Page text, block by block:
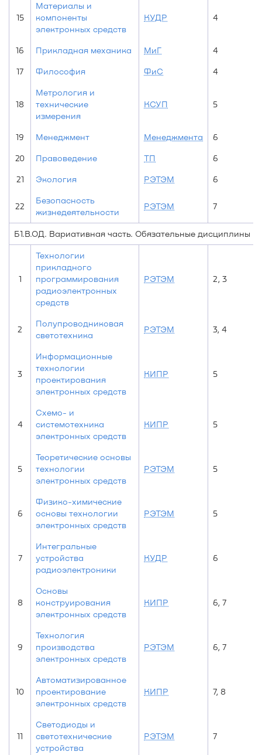
15
Материалы и
компоненты
электронных средств
КУДР 4
16 Прикладная механика МиГ 4
17 Философия ФиС 4
18
Метрология и
технические
измерения
КСУП 5
19 Менеджмент Менеджмента 6
20 Правоведение ТП 6
21 Экология РЭТЭМ 6
22
Безопасность
жизнедеятельности
РЭТЭМ 7
Б1.В.ОД. Вариативная часть. Обязательные дисциплины
1
Технологии
прикладного
программирования
радиоэлектронных
средств
РЭТЭМ 2, 3
2
Полупроводниковая
светотехника
РЭТЭМ 3, 4
3
Информационные
технологии
проектирования
электронных средств
КИПР 5
4
Схемо- и
системотехника
электронных средств
КИПР 5
5
Теоретические основы
технологии
электронных средств
РЭТЭМ 5
6
Физико-химические
основы технологии
электронных средств
РЭТЭМ 5
7
Интегральные
устройства
радиоэлектроники
КУДР 6
8
Основы
конструирования
электронных средств
КИПР 6, 7
9
Технология
производства
электронных средств
РЭТЭМ 6, 7
10
Автоматизированное
проектирование
электронных средств
КИПР 7, 8
11
Светодиоды и
светотехнические
устройства
РЭТЭМ 7